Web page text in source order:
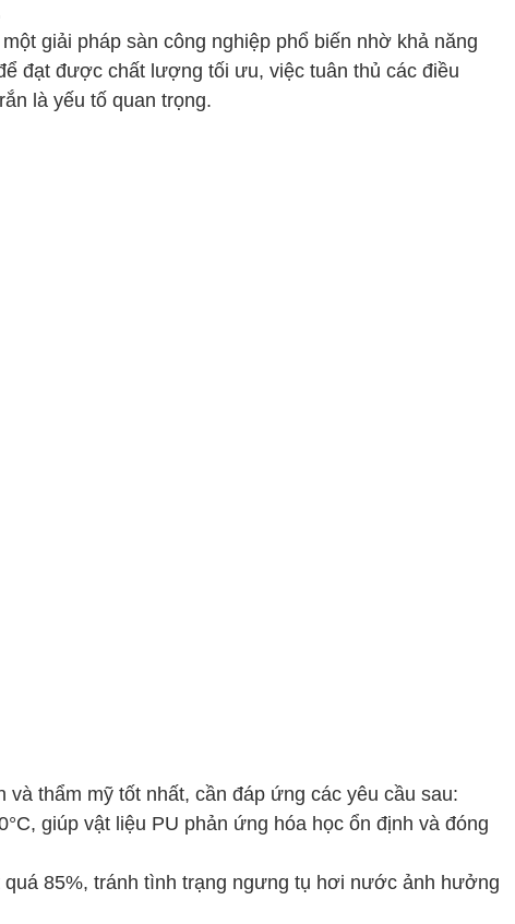
giải pháp sàn công nghiệp phổ biến nhờ khả năng
đạt được chất lượng tối ưu, việc tuân thủ các điều
là yếu tố quan trọng.
thẩm mỹ tốt nhất, cần đáp ứng các yêu cầu sau:
giúp vật liệu PU phản ứng hóa học ổn định và đóng
85%, tránh tình trạng ngưng tụ hơi nước ảnh hưởng